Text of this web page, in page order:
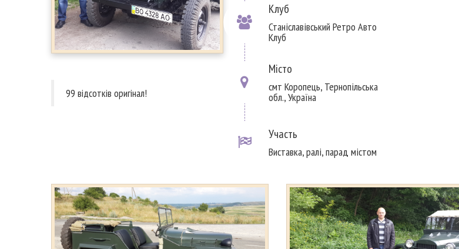
99 відсотків оригінал!
Клуб
Станіславівський Ретро Авто
Клуб
Місто
смт Коропець, Тернопільська
обл., Україна
Участь
Виставка, ралі, парад містом